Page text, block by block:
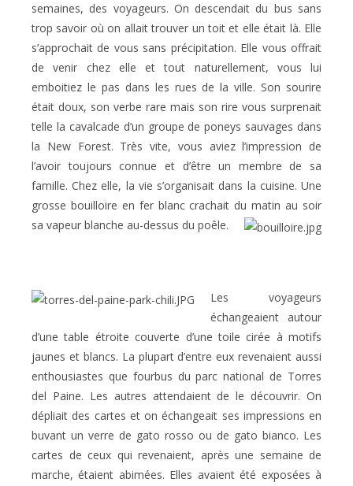
semaines, des voyageurs. On descendait du bus sans
trop savoir où on allait trouver un toit et elle était là. Elle
s’approchait de vous sans précipitation. Elle vous offrait
de venir chez elle et tout naturellement, vous lui
emboitiez le pas dans les rues de la ville. Son sourire
était doux, son verbe rare mais son rire vous surprenait
telle la cavalcade d’un groupe de poneys sauvages dans
la New Forest. Très vite, vous aviez l’impression de
l’avoir toujours connue et d’être un membre de sa
famille. Chez elle, la vie s’organisait dans la cuisine. Une
grosse bouilloire en fer blanc crachait du matin au soir
sa vapeur blanche au-dessus du poêle.
Les voyageurs
échangeaient autour
d’une table étroite couverte d’une toile cirée à motifs
jaunes et blancs. La plupart d’entre eux revenaient aussi
enthousiastes que fourbus du parc national de Torres
del Paine. Les autres attendaient de le découvrir. On
dépliait des cartes et on échangeait ses impressions en
buvant un verre de gato rosso ou de gato bianco. Les
cartes de ceux qui revenaient, après une semaine de
marche, étaient abimées. Elles avaient été exposées à